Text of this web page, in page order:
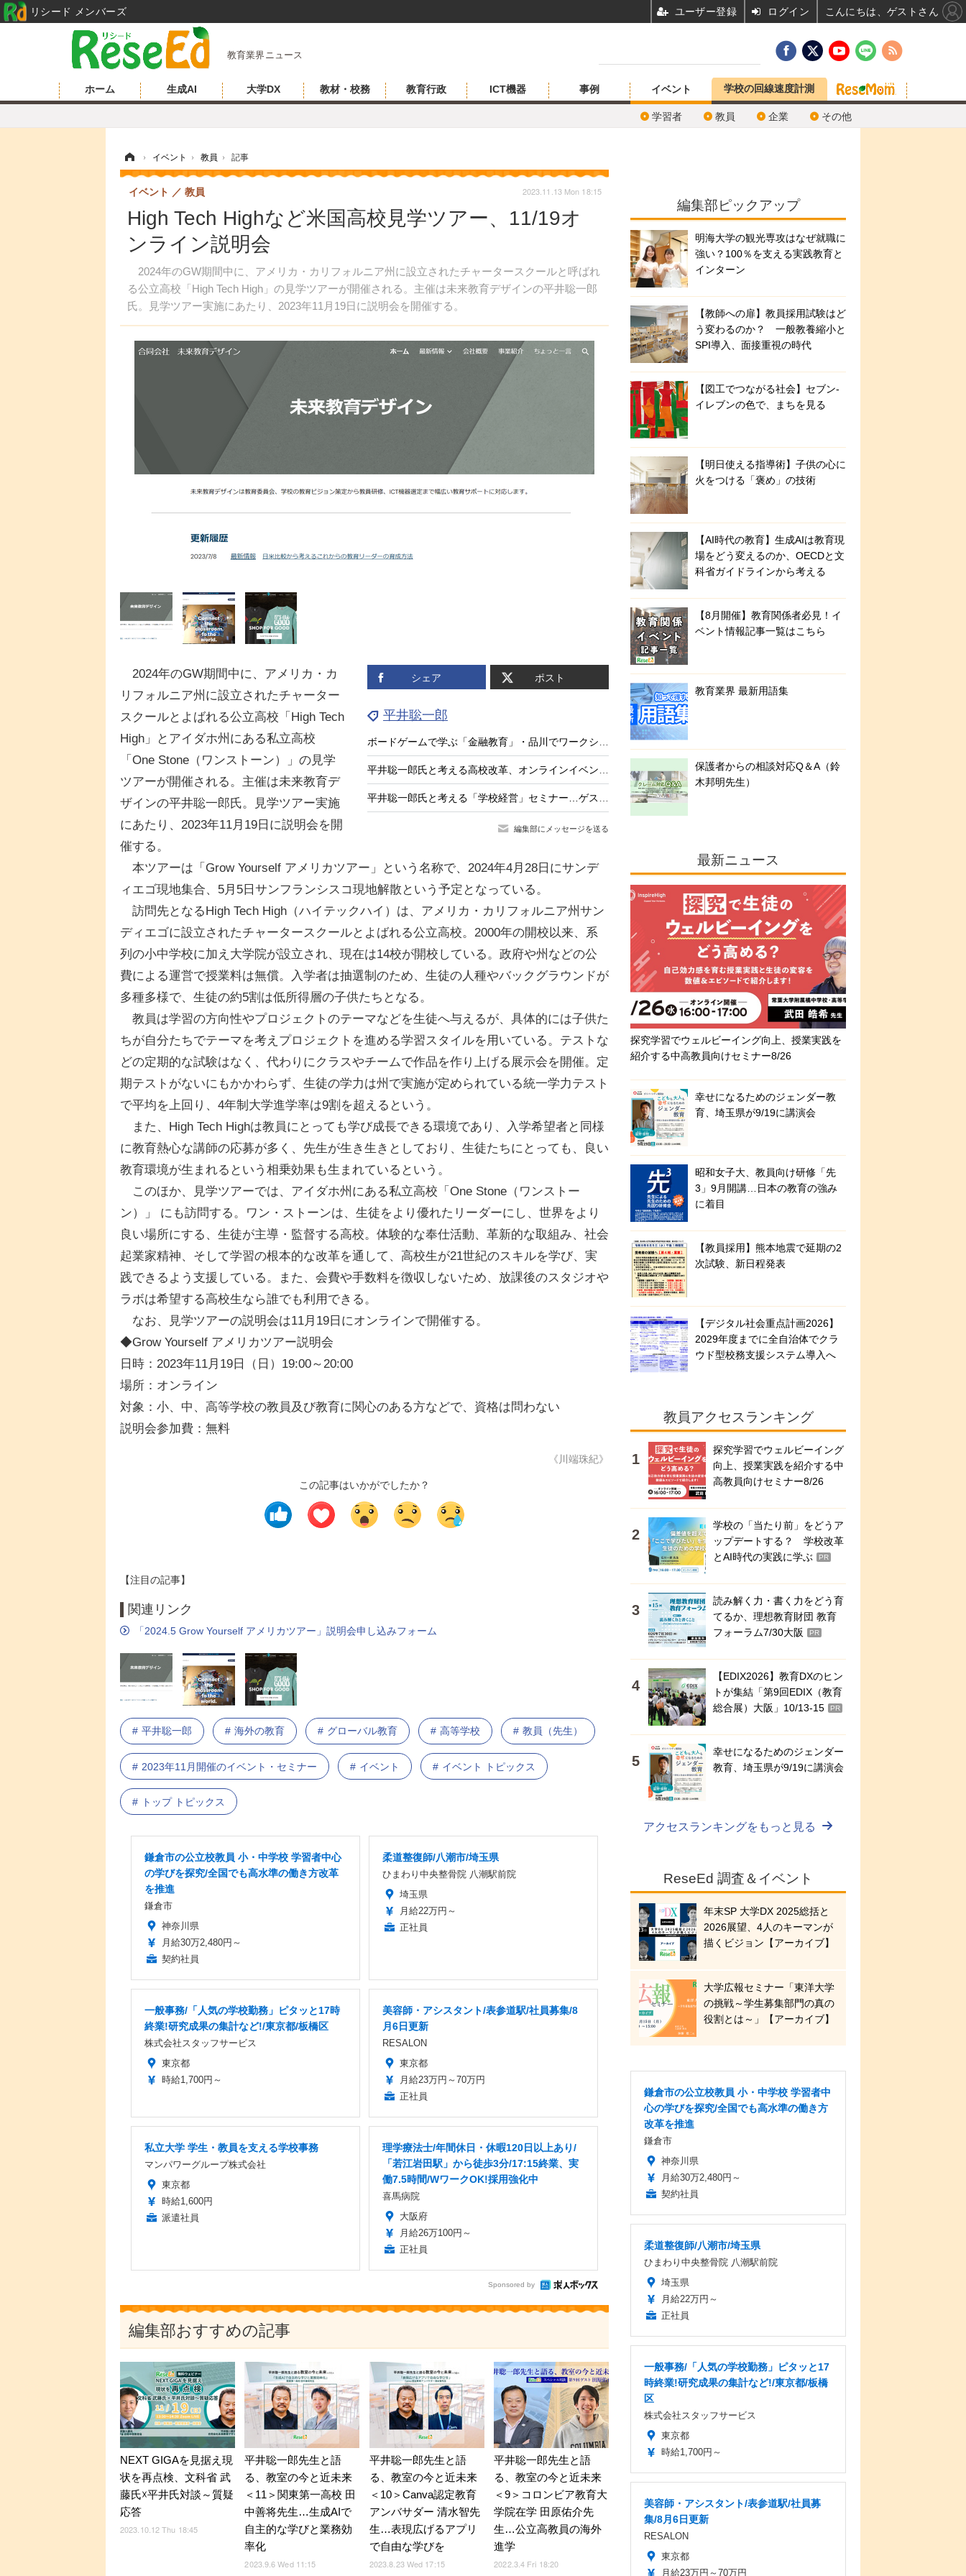
教育業界ニュース
ホーム 生成AI 大学DX 教材・校務 教育行政 ICT機器 事例 イベント
学習者 教員 企業 その他
学校の回線速度計測
› イベント › 教員 › 記事
High Tech Highなど米国高校見学ツアー、11/19オ
ンライン説明会
2024年のGW期間中に、アメリカ・カリフォルニア州に設立されたチャータースクールと呼ばれ
る公立高校「High Tech High」の見学ツアーが開催される。主催は未来教育デザインの平井聡一郎
氏。見学ツアー実施にあたり、2023年11月19日に説明会を開催する。
イベント 教員 2023.11.13 Mon 18:15
シェア ポスト
平井聡一郎
ボードゲームで学ぶ「金融教育」・品川でワークショップ6/21
平井聡一郎氏と考える高校改革、オンラインイベント3/26
平井聡一郎氏と考える「学校経営」セミナー…ゲストは現職の学校リーダー
編集部にメッセージを送る
2024年のGW期間中に、アメリカ・カ
リフォルニア州に設立されたチャーター
スクールとよばれる公立高校「High Tech
High」とアイダホ州にある私立高校
「One Stone（ワンストーン）」の見学
ツアーが開催される。主催は未来教育デ
ザインの平井聡一郎氏。見学ツアー実施
にあたり、2023年11月19日に説明会を開
催する。
本ツアーは「Grow Yourself アメリカツアー」という名称で、2024年4月28日にサンデ
ィエゴ現地集合、5月5日サンフランシスコ現地解散という予定となっている。
訪問先となるHigh Tech High（ハイテックハイ）は、アメリカ・カリフォルニア州サン
ディエゴに設立されたチャータースクールとよばれる公立高校。2000年の開校以来、系
列の小中学校に加え大学院が設立され、現在は14校が開校している。政府や州などの公
費による運営で授業料は無償。入学者は抽選制のため、生徒の人種やバックグラウンドが
多種多様で、生徒の約5割は低所得層の子供たちとなる。
教員は学習の方向性やプロジェクトのテーマなどを生徒へ与えるが、具体的には子供た
ちが自分たちでテーマを考えプロジェクトを進める学習スタイルを用いている。テストな
どの定期的な試験はなく、代わりにクラスやチームで作品を作り上げる展示会を開催。定
期テストがないにもかかわらず、生徒の学力は州で実施が定められている統一学力テスト
で平均を上回り、4年制大学進学率は9割を超えるという。
また、High Tech Highは教員にとっても学び成長できる環境であり、入学希望者と同様
に教育熱心な講師の応募が多く、先生が生き生きとしており、生徒たちにとっても、良い
教育環境が生まれるという相乗効果も生まれているという。
このほか、見学ツアーでは、アイダホ州にある私立高校「One Stone（ワンストー
ン）」 にも訪問する。ワン・ストーンは、生徒をより優れたリーダーにし、世界をより
良い場所にする、生徒が主導・監督する高校。体験的な奉仕活動、革新的な取組み、社会
起業家精神、そして学習の根本的な改革を通して、高校生が21世紀のスキルを学び、実
践できるよう支援している。また、会費や手数料を徴収しないため、放課後のスタジオや
ラボは希望する高校生なら誰でも利用できる。
なお、見学ツアーの説明会は11月19日にオンラインで開催する。
◆Grow Yourself アメリカツアー説明会
日時：2023年11月19日（日）19:00～20:00
場所：オンライン
対象：小、中、高等学校の教員及び教育に関心のある方などで、資格は問わない
説明会参加費：無料
《川端珠紀》
この記事はいかがでしたか？
【注目の記事】
関連リンク
「2024.5 Grow Yourself アメリカツアー」説明会申し込みフォーム
平井聡一郎 海外の教育 グローバル教育 高等学校 教員（先生）
2023年11月開催のイベント・セミナー イベント イベント トピックス
トップ トピックス
鎌倉市の公立校教員 小・中学校 学習者中心
の学びを探究/全国でも高水準の働き方改革
を推進
鎌倉市
神奈川県
月給30万2,480円～
契約社員
柔道整復師/八潮市/埼玉県
ひまわり中央整骨院 八潮駅前院
埼玉県
月給22万円～
正社員
一般事務/「人気の学校勤務」ピタッと17時
終業!研究成果の集計など!/東京都/板橋区
株式会社スタッフサービス
東京都
時給1,700円～
美容師・アシスタント/表参道駅/社員募集/8
月6日更新
RESALON
東京都
月給23万円～70万円
正社員
私立大学 学生・教員を支える学校事務
マンパワーグループ株式会社
東京都
時給1,600円
派遣社員
理学療法士/年間休日・休暇120日以上あり/
「若江岩田駅」から徒歩3分/17:15終業、実
働7.5時間/WワークOK!採用強化中
喜馬病院
大阪府
月給26万100円～
正社員
Sponsored by
編集部おすすめの記事
NEXT GIGAを見据え現
状を再点検、文科省 武
藤氏☓平井氏対談～質疑
応答
2023.10.12 Thu 18:45
平井聡一郎先生と語
る、教室の今と近未来
＜11＞関東第一高校 田
中善将先生…生成AIで
自主的な学びと業務効
率化
2023.9.6 Wed 11:15
平井聡一郎先生と語
る、教室の今と近未来
＜10＞Canva認定教育
アンバサダー 清水智先
生…表現広げるアプリ
で自由な学びを
2023.8.23 Wed 17:15
平井聡一郎先生と語
る、教室の今と近未来
＜9＞コロンビア教育大
学院在学 田原佑介先
生…公立高教員の海外
進学
2022.3.4 Fri 18:20
編集部ピックアップ
明海大学の観光専攻はなぜ就職に
強い？100％を支える実践教育と
インターン
【教師への扉】教員採用試験はど
う変わるのか？ 一般教養縮小と
SPI導入、面接重視の時代
【図工でつながる社会】セブン‐
イレブンの色で、まちを見る
【明日使える指導術】子供の心に
火をつける「褒め」の技術
【AI時代の教育】生成AIは教育現
場をどう変えるのか、OECDと文
科省ガイドラインから考える
【8月開催】教育関係者必見！イ
ベント情報記事一覧はこちら
教育業界 最新用語集
保護者からの相談対応Q＆A（鈴
木邦明先生）
最新ニュース
探究学習でウェルビーイング向上、授業実践を
紹介する中高教員向けセミナー8/26
幸せになるためのジェンダー教
育、埼玉県が9/19に講演会
昭和女子大、教員向け研修「先
3」9月開講…日本の教育の強み
に着目
【教員採用】熊本地震で延期の2
次試験、新日程発表
【デジタル社会重点計画2026】
2029年度までに全自治体でクラ
ウド型校務支援システム導入へ
教員アクセスランキング
探究学習でウェルビーイング
向上、授業実践を紹介する中
高教員向けセミナー8/26
学校の「当たり前」をどうア
ップデートする？ 学校改革
とAI時代の実践に学ぶ
PR
読み解く力・書く力をどう育
てるか、理想教育財団 教育
フォーラム7/30大阪
PR
【EDIX2026】教育DXのヒン
トが集結「第9回EDIX（教育
総合展）大阪」10/13-15
PR
幸せになるためのジェンダー
教育、埼玉県が9/19に講演会
アクセスランキングをもっと見る
ReseEd 調査＆イベント
年末SP 大学DX 2025総括と
2026展望、4人のキーマンが
描くビジョン【アーカイブ】
大学広報セミナー「東洋大学
の挑戦～学生募集部門の真の
役割とは～」【アーカイブ】
鎌倉市の公立校教員 小・中学校 学習者中
心の学びを探究/全国でも高水準の働き方
改革を推進
鎌倉市
神奈川県
月給30万2,480円～
契約社員
柔道整復師/八潮市/埼玉県
ひまわり中央整骨院 八潮駅前院
埼玉県
月給22万円～
正社員
一般事務/「人気の学校勤務」ピタッと17
時終業!研究成果の集計など!/東京都/板橋
区
株式会社スタッフサービス
東京都
時給1,700円～
美容師・アシスタント/表参道駅/社員募
集/8月6日更新
RESALON
東京都
月給23万円～70万円
リシード メンバーズ ユーザー登録 ログイン こんにちは、ゲストさん